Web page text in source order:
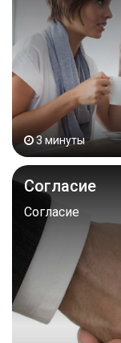
3 минуты
Согласие
Согласие